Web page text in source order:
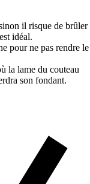
il risque de brûler
idéal.
pour ne pas rendre le
la lame du couteau
son fondant.